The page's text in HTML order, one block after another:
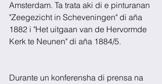
Amsterdam. Ta trata aki di e pinturanan
"Zeegezicht in Scheveningen" di aña
1882 i "Het uitgaan van de Hervormde
Kerk te Neunen" di aña 1884/5.
Durante un konferensha di prensa na